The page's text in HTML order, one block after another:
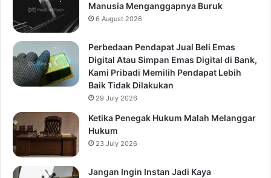
Manusia Menganggapnya Buruk
6 August 2026
Perbedaan Pendapat Jual Beli Emas
Digital Atau Simpan Emas Digital di Bank,
Kami Pribadi Memilih Pendapat Lebih
Baik Tidak Dilakukan
29 July 2026
Ketika Penegak Hukum Malah Melanggar
Hukum
23 July 2026
Jangan Ingin Instan Jadi Kaya